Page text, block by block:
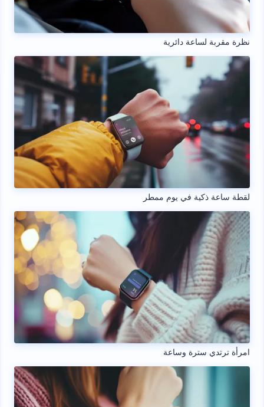
نظرة مقربة لساعة دائرية
لقطة ساعة ذكية في يوم ممطر
امرأة ترتدي سترة وساعة